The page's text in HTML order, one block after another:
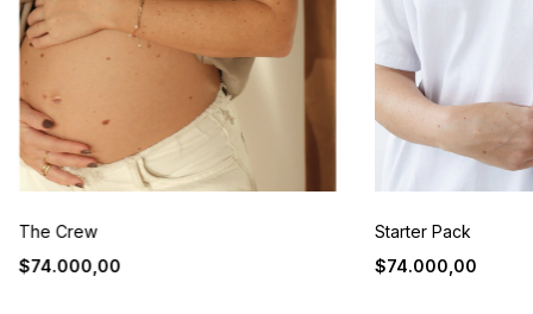
The Crew
$74.000,00
Starter Pack
$74.000,00